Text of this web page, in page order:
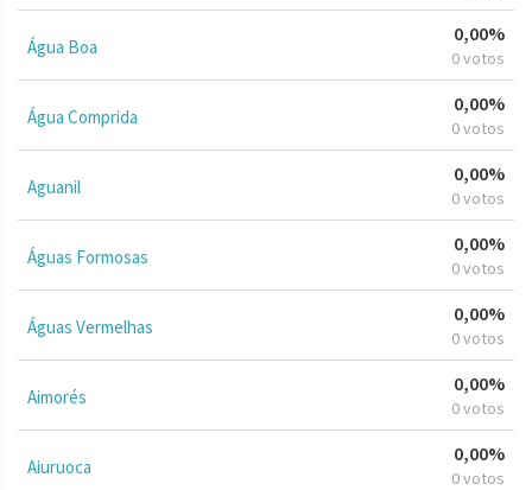
Água Boa
0,00%
0 votos
Água Comprida
0,00%
0 votos
Aguanil
0,00%
0 votos
Águas Formosas
0,00%
0 votos
Águas Vermelhas
0,00%
0 votos
Aimorés
0,00%
0 votos
Aiuruoca
0,00%
0 votos